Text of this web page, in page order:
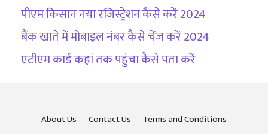
पीएम किसान नया रजिस्ट्रेशन कैसे करें 2024
बैंक खाते में मोबाइल नंबर कैसे चेंज करें 2024
एटीएम कार्ड कहां तक पहुंचा कैसे पता करें
About Us Contact Us
Terms and Conditions